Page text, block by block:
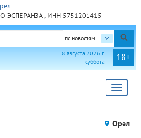
ЭСПЕРАНЗА , ИНН 5751201415
по новостям
18+
8 августа 2026 г.
суббота
Toggle
Орел